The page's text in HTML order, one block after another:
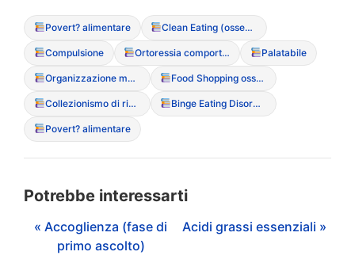
Povert? alimentare Clean Eating (ossessione culturale per il cibo “puro”)
Compulsione Ortoressia comportamentale (rituali di selezione e pulizia) Palatabile
Organizzazione maniacale della dispensa Food Shopping ossessivo (leggere etichette)
Collezionismo di ricette (senza mai cucinarle) Binge Eating Disorder (Disturbo da Alimentazione Incontrollata)
Povert? alimentare
Potrebbe interessarti
« Accoglienza (fase di
primo ascolto)
Acidi grassi essenziali »